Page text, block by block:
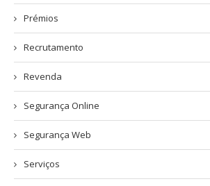
Prémios
Recrutamento
Revenda
Segurança Online
Segurança Web
Serviços